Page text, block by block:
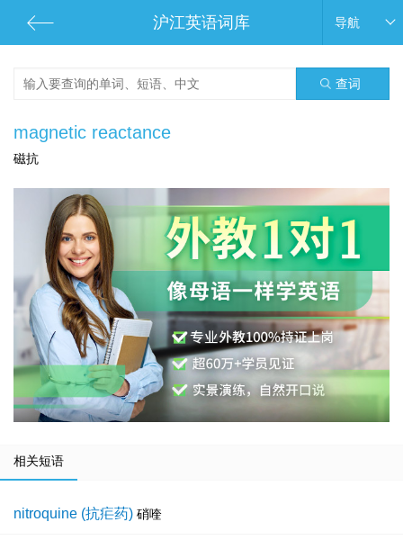
沪江英语词库 导航
查词
magnetic reactance
磁抗
相关短语
nitroquine (抗疟药) 硝喹